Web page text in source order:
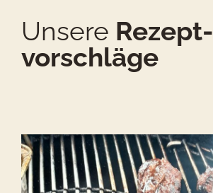
Unsere Rezept-
vorschläge